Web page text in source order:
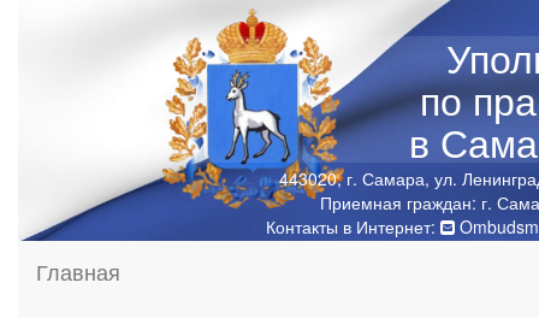
по
в
443020, г. Самара, ул.
Приемная граждан: г.
Контакты в Интернет:
Главная